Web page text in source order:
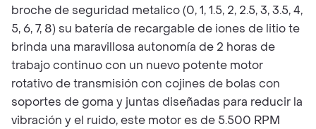
broche de seguridad metalico (0, 1, 1.5, 2, 2.5, 3, 3.5, 4,
5, 6, 7, 8) su batería de recargable de iones de litio te
brinda una maravillosa autonomía de 2 horas de
trabajo continuo con un nuevo potente motor
rotativo de transmisión con cojines de bolas con
soportes de goma y juntas diseñadas para reducir la
vibración y el ruido, este motor es de 5.500 RPM